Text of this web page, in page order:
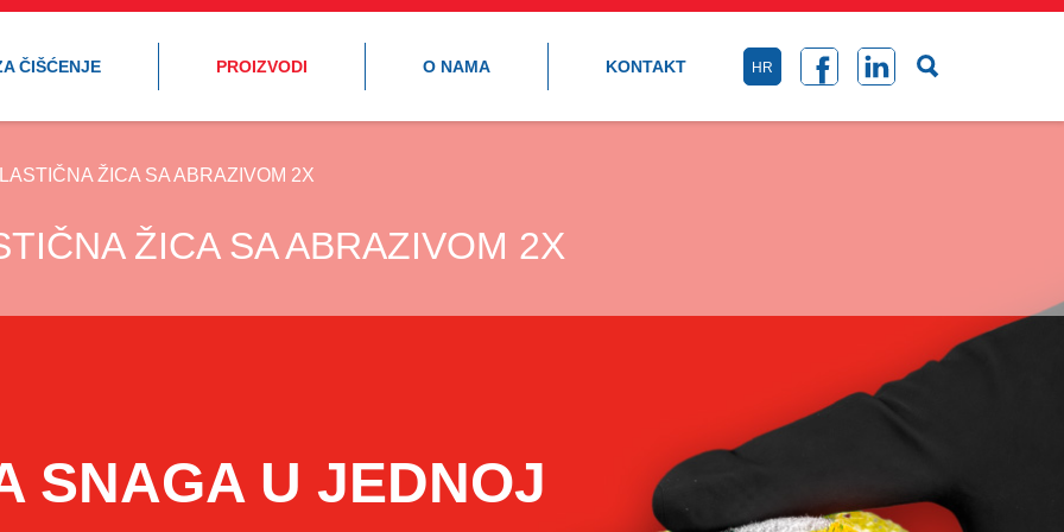
ČIŠĆENJE PROIZVODI O NAMA KONTAKT HR
ŽICA SA ABRAZIVOM 2X
ŽICA SA ABRAZIVOM 2X
SNAGA U JEDNOJ